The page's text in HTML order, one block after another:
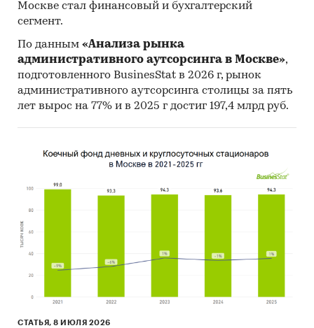
Отчет отражает мнение авторов и не является
инвестиционной рекомендацией
Категории:
Центральный
федеральный округ
/
Москва
Россия
Центральный федеральный округ
Московская область
Москва
ИТ-образование (IT-образование)
Москве стал финансовый и бухгалтерский
сегмент.
По данным «Анализа рынка
административного аутсорсинга в Москве»,
подготовленного BusinesStat в 2026 г, рынок
административного аутсорсинга столицы за пять
лет вырос на 77% и в 2025 г достиг 197,4 млрд руб.
СТАТЬЯ, 8 ИЮЛЯ 2026